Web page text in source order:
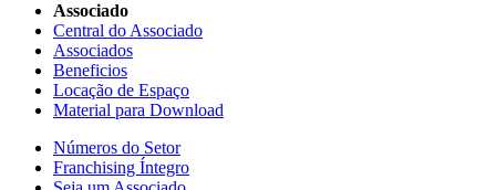
Associado
Central do Associado
Associados
Beneficios
Locação de Espaço
Material para Download
Números do Setor
Franchising Íntegro